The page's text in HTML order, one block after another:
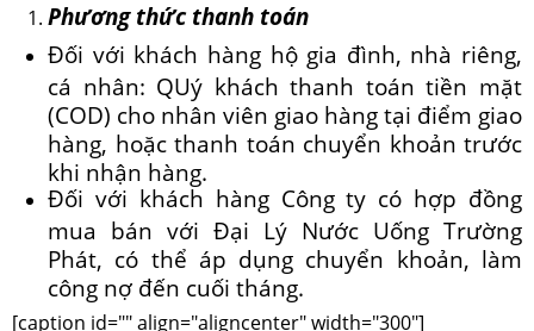
Phương thức thanh toán
Đối với khách hàng hộ gia đình, nhà riêng,
cá nhân: QUý khách thanh toán tiền mặt
(COD) cho nhân viên giao hàng tại điểm giao
hàng, hoặc thanh toán chuyển khoản trước
khi nhận hàng.
Đối với khách hàng Công ty có hợp đồng
mua bán với Đại Lý Nước Uống Trường
Phát, có thể áp dụng chuyển khoản, làm
công nợ đến cuối tháng.
[caption id="" align="aligncenter" width="300"]